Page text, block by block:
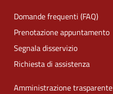
Domande frequenti (FAQ)
Prenotazione appuntamento
Segnala disservizio
Richiesta di assistenza
Amministrazione trasparente